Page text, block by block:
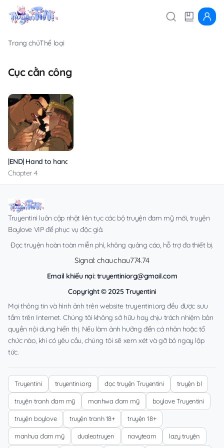
Trang chủThể loại
Cục cằn công
|END| Hand to hand
Chapter 4
Truyentini luôn cập nhật liên tục các bộ truyện đam mỹ mới, truyện
Boylove VIP để phục vụ độc giả.
Đọc truyện hoàn toàn miễn phí, không quảng cáo, hỗ trợ đa thiết bị.
Signal: chauchau774.74
Email khiếu nại:truyentiniorg@gmail.com
Copyright © 2025 Truyentini
Mọi thông tin và hình ảnh trên website truyentini.org đều được sưu
tầm trên Internet. Chúng tôi không sở hữu hay chịu trách nhiệm bản
quyền nội dung hiển thị. Nếu làm ảnh hưởng đến cá nhân hoặc tổ
chức nào, khi có yêu cầu, chúng tôi sẽ xem xét và gỡ bỏ ngay lập
tức.
Truyentini truyentini.org đọc truyện Truyentini truyện bl
truyện tranh đam mỹ manhwa đam mỹ boylove Truyentini
truyện boylove truyện tranh 18+ truyện 18+
manhua đam mỹ dualeotruyen navyteam lazy truyện